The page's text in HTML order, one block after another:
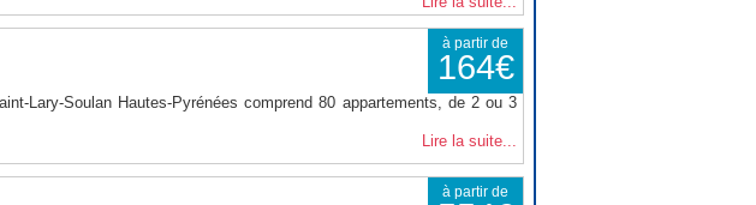
à partir de
164€
Lary-Soulan Hautes-Pyrénées comprend 80 appartements, de 2 ou 3
Lire la suite...
à partir de